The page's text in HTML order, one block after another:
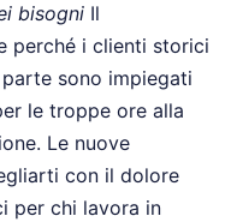
bisogni Il
perché i clienti storici
sono impiegati
le troppe ore alla
Le nuove
con il dolore
per chi lavora in